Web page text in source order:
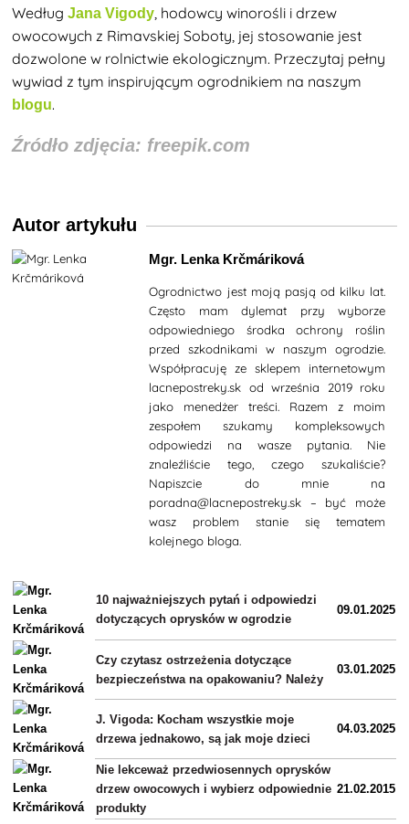
WedługJana Vigody , hodowcy winorośli i drzew
owocowych z Rimavskiej Soboty, jej stosowanie jest
dozwolone w rolnictwie ekologicznym. Przeczytaj pełny
wywiad z tym inspirującym ogrodnikiem na naszym
blogu.
Źródło zdjęcia: freepik.com
Autor artykułu
Mgr. Lenka Krčmáriková
Ogrodnictwo jest moją pasją od kilku lat.
Często mam dylemat przy wyborze
odpowiedniego środka ochrony roślin
przed szkodnikami w naszym ogrodzie.
Współpracuję ze sklepem internetowym
lacnepostreky.sk od września 2019 roku
jako menedżer treści. Razem z moim
zespołem szukamy kompleksowych
odpowiedzi na wasze pytania. Nie
znaleźliście tego, czego szukaliście?
Napiszcie do mnie na
poradna@lacnepostreky.sk – być może
wasz problem stanie się tematem
kolejnego bloga.
10 najważniejszych pytań i odpowiedzi
dotyczących oprysków w ogrodzie
09.01.2025
Czy czytasz ostrzeżenia dotyczące
bezpieczeństwa na opakowaniu? Należy
03.01.2025
J. Vigoda: Kocham wszystkie moje
drzewa jednakowo, są jak moje dzieci
04.03.2025
Nie lekceważ przedwiosennych oprysków
drzew owocowych i wybierz odpowiednie
produkty
21.02.2015